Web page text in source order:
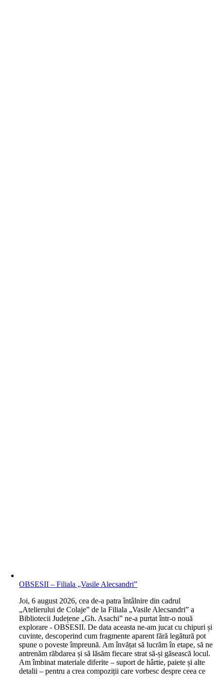
OBSESII – Filiala „Vasile Alecsandri”
Joi, 6 august 2026, cea de-a patra întâlnire din cadrul
„Atelierului de Colaje” de la Filiala „Vasile Alecsandri” a
Bibliotecii Județene „Gh. Asachi” ne-a purtat într-o nouă
explorare - OBSESII. De data aceasta ne-am jucat cu chipuri și
cuvinte, descoperind cum fragmente aparent fără legătură pot
spune o poveste împreună. Am învățat să lucrăm în etape, să ne
antrenăm răbdarea și să lăsăm fiecare strat să-și găsească locul.
Am îmbinat materiale diferite – suport de hârtie, paiete și alte
detalii – pentru a crea compoziții care vorbesc despre ceea ce